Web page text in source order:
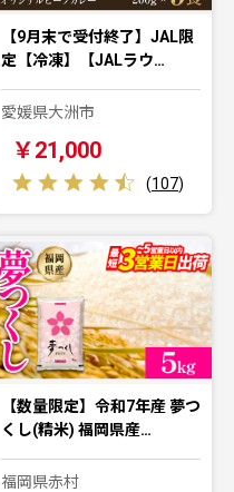
【9月末で受付終了】JAL限
定【冷凍】【JALラウ…
愛媛県大洲市
￥21,000
(107)
【数量限定】令和7年産 夢つ
くし(精米) 福岡県産…
福岡県赤村